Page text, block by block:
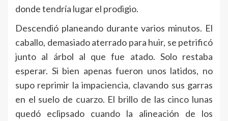
donde tendría lugar el prodigio.
Descendió planeando durante varios minutos. El
caballo, demasiado aterrado para huir, se petrificó
junto al árbol al que fue atado. Solo restaba
esperar. Si bien apenas fueron unos latidos, no
supo reprimir la impaciencia, clavando sus garras
en el suelo de cuarzo. El brillo de las cinco lunas
quedó eclipsado cuando la alineación de los